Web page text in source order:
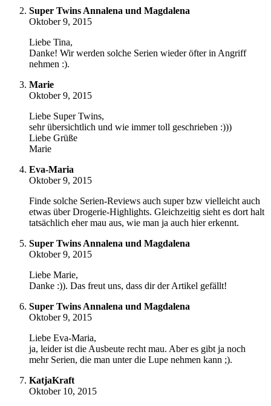
Super Twins Annalena und Magdalena
Oktober 9, 2015
Liebe Tina,
Danke! Wir werden solche Serien wieder öfter in Angriff
nehmen :).
Marie
Oktober 9, 2015
Liebe Super Twins,
sehr übersichtlich und wie immer toll geschrieben :)))
Liebe Grüße
Marie
Eva-Maria
Oktober 9, 2015
Finde solche Serien-Reviews auch super bzw vielleicht auch
etwas über Drogerie-Highlights. Gleichzeitig sieht es dort halt
tatsächlich eher mau aus, wie man ja auch hier erkennt.
Super Twins Annalena und Magdalena
Oktober 9, 2015
Liebe Marie,
Danke :)). Das freut uns, dass dir der Artikel gefällt!
Super Twins Annalena und Magdalena
Oktober 9, 2015
Liebe Eva-Maria,
ja, leider ist die Ausbeute recht mau. Aber es gibt ja noch
mehr Serien, die man unter die Lupe nehmen kann ;).
KatjaKraft
Oktober 10, 2015